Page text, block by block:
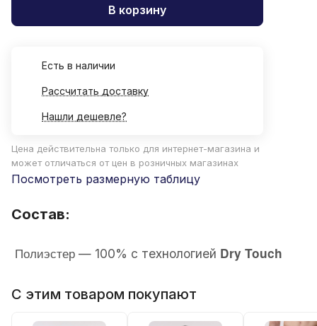
В корзину
Есть в наличии
Рассчитать доставку
Нашли дешевле?
Цена действительна только для интернет-магазина и
может отличаться от цен в розничных магазинах
Посмотреть размерную таблицу
Состав:
Полиэстер — 100% с технологией Dry Touch
С этим товаром покупают